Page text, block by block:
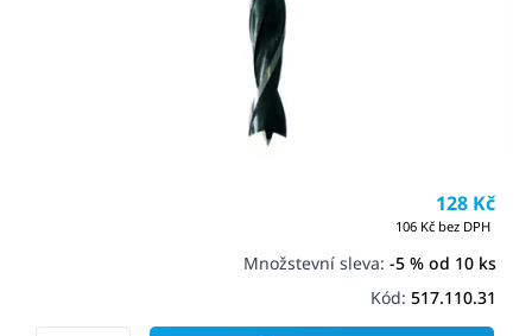
128 Kč
106 Kč bez DPH
Množstevní sleva: -5 % od 10 ks
Kód: 517.110.31